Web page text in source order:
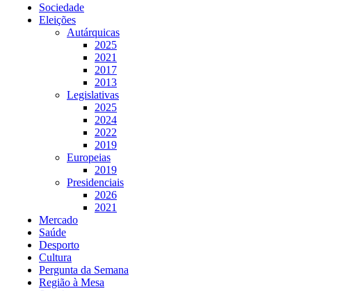
Sociedade
Eleições
Autárquicas
2025
2021
2017
2013
Legislativas
2025
2024
2022
2019
Europeias
2019
Presidenciais
2026
2021
Mercado
Saúde
Desporto
Cultura
Pergunta da Semana
Região à Mesa